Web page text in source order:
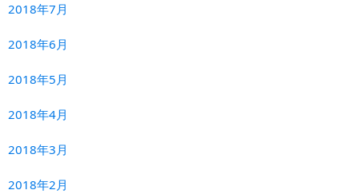
2018年7月
2018年6月
2018年5月
2018年4月
2018年3月
2018年2月